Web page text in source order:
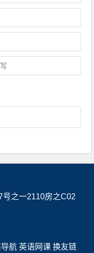
号之一2110房之C02
航 英语网课 换友链